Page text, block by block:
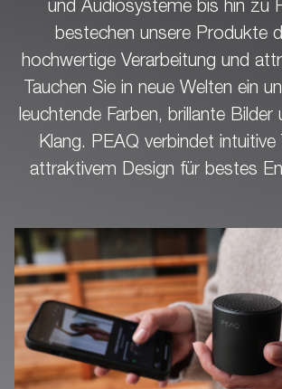
und Audiosysteme bis hin zu
bestechen unsere Produkte
hochwertige Verarbeitung und
Tauchen Sie in neue Welten ein
leuchtende Farben, brillante Bilder
Klang. PEAQ verbindet intuitive
attraktivem Design für bestes